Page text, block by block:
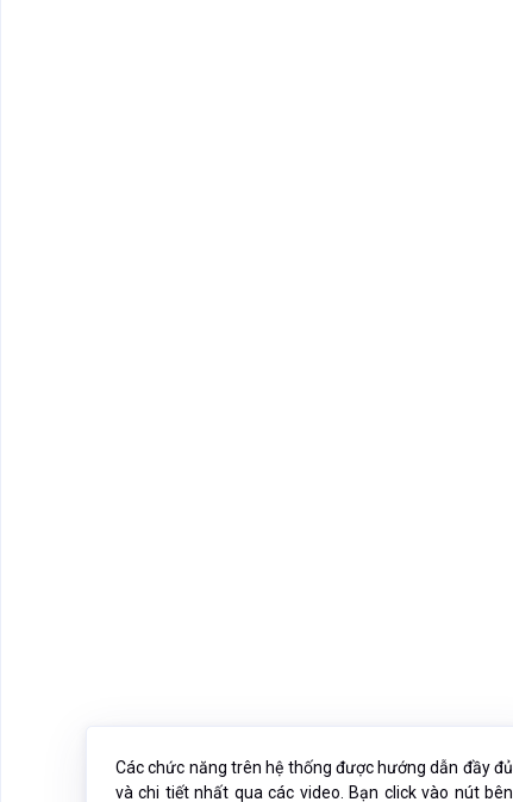
Các chức năng trên hệ thống được hướng dẫn đầy đủ
và chi tiết nhất qua các video. Bạn click vào nút bên